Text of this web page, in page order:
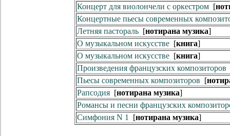
Концерт для виолончели с оркестром [
Концертные пьесы современных
Летняя пастораль [нотирана музика]
О музыкальном искусстве [книга]
О музыкальном искусстве [книга]
Произведения французских композиторов
Пьесы современных композиторов [
Рапсодия [нотирана музика]
Романсы и песни французских
Симфония N 1
[нотирана музика]